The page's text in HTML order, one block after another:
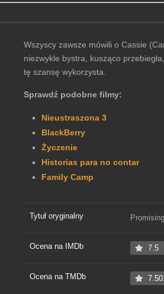
Wszyscy zawsze mówili o Cassie
niezwykle bystra, kusząco
tę szansę wykorzysta.
Sprawdź podobne filmy:
Nieustraszona 3
BlackBerry
Życzenie
Historias para no contar
Family Camp
Tytuł oryginalny
Ocena na IMDb 7.5
Ocena na TMDb